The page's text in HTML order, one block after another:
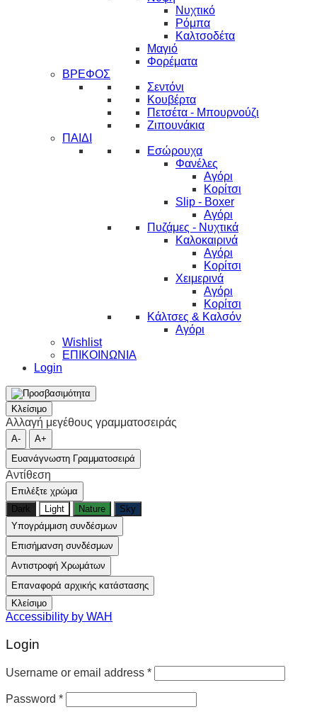
Νυχτικό
Ρόμπα
Καλτσοδέτα
Μαγιό
Φορέματα
ΒΡΕΦΟΣ
Σεντόνι
Κουβέρτα
Πετσέτα - Μπουρνούζι
Ζιπουνάκια
ΠΑΙΔΙ
Εσώρουχα
Φανέλες
Αγόρι
Κορίτσι
Slip - Boxer
Αγόρι
Πυζάμες - Νυχτικά
Καλοκαιρινά
Αγόρι
Κορίτσι
Χειμερινά
Αγόρι
Κορίτσι
Κάλτσες & Καλσόν
Αγόρι
Wishlist
ΕΠΙΚΟΙΝΩΝΙΑ
Login
Κλείσιμο
Αλλαγή μεγέθους γραμματοσειράς
A-
A+
Ευανάγνωστη Γραμματοσειρά
Αντίθεση
Επιλέξτε χρώμα
Dark
Light Nature
Sky
Υπογράμμιση συνδέσμων
Επισήμανση συνδέσμων
Αντιστροφή Χρωμάτων
Επαναφορά αρχικής κατάστασης
Κλείσιμο
Accessibility by WAH
Login
Username or email address *
Password *